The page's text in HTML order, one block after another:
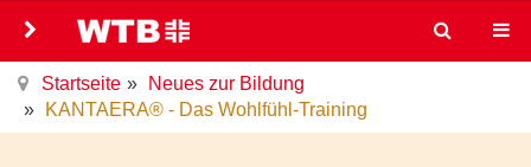
Startseite
Neues zur Bildung
KANTAERA® - Das Wohlfühl-Training